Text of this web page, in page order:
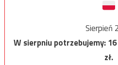
Sierpień
W sierpniu potrzebujemy:
zł.